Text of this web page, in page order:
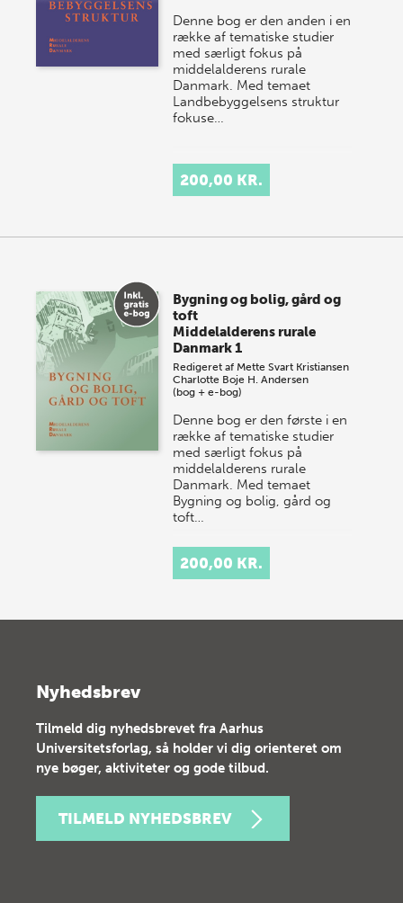
Denne bog er den anden i en
række af tematiske studier
med særligt fokus på
middelalderens rurale
Danmark. Med temaet
Landbebyggelsens struktur
fokuse…
200,00 KR.
Bygning og bolig, gård og
toft
Middelalderens rurale
Danmark 1
Redigeret af Mette Svart Kristiansen
Charlotte Boje H. Andersen
(bog + e-bog)
Denne bog er den første i en
række af tematiske studier
med særligt fokus på
middelalderens rurale
Danmark. Med temaet
Bygning og bolig, gård og
toft…
200,00 KR.
Nyhedsbrev
Tilmeld dig nyhedsbrevet fra Aarhus
Universitetsforlag, så holder vi dig orienteret om
nye bøger, aktiviteter og gode tilbud.
TILMELD NYHEDSBREV